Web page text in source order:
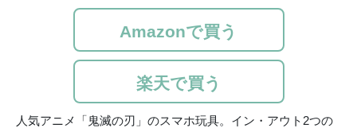
Amazonで買う
楽天で買う
人気アニメ「鬼滅の刃」のスマホ玩具。イン・アウト2つの